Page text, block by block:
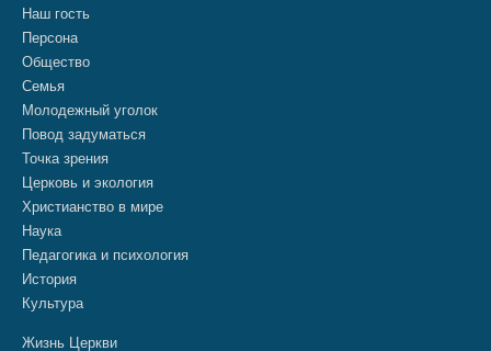
Наш гость
Персона
Общество
Семья
Молодежный уголок
Повод задуматься
Точка зрения
Церковь и экология
Христианство в мире
Наука
Педагогика и психология
История
Культура
Жизнь Церкви